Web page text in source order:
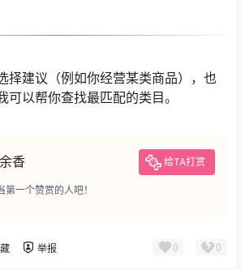
择建议（例如你经营某类商品），也
可以帮你查找最匹配的类目。
香 给TA打赏
一个赞赏的人吧！
举报 0 0